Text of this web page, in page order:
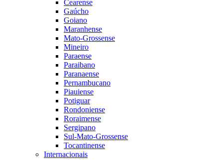
Cearense
Gaúcho
Goiano
Maranhense
Mato-Grossense
Mineiro
Paraense
Paraibano
Paranaense
Pernambucano
Piauiense
Potiguar
Rondoniense
Roraimense
Sergipano
Sul-Mato-Grossense
Tocantinense
Internacionais